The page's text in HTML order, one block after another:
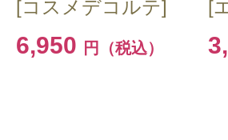
[コスメデコルテ]
6,950 円（税込）
[